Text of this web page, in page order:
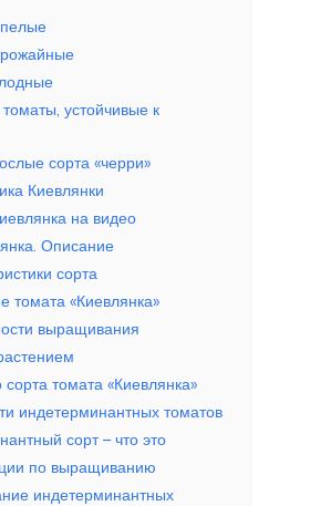
устойчивые к
сорта «черри»
Киевлянки
на видео
Описание
сорта
томата «Киевлянка»
выращивания
сорта томата «Киевлянка»
индетерминантных томатов
сорт – что это
по выращиванию
индетерминантных